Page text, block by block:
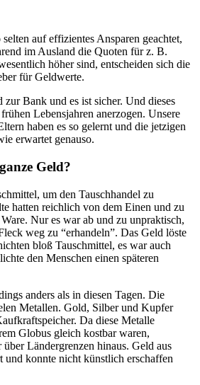
auf effizientes Ansparen geachtet,
im Ausland die Quoten für z. B.
höher sind, entscheiden sich die
für Geldwerte.
Bank und es ist sicher. Und dieses
Lebensjahren anerzogen. Unsere
haben es so gelernt und die jetzigen
erwartet genauso.
Geld?
um den Tauschhandel zu
hatten reichlich von dem Einen und zu
Nur es war ab und zu unpraktisch,
weg zu “erhandeln”. Das Geld löste
bloß Tauschmittel, es war auch
den Menschen einen späteren
anders als in diesen Tagen. Die
Metallen. Gold, Silber und Kupfer
Da diese Metalle
Globus gleich kostbar waren,
Ländergrenzen hinaus. Geld aus
konnte nicht künstlich erschaffen